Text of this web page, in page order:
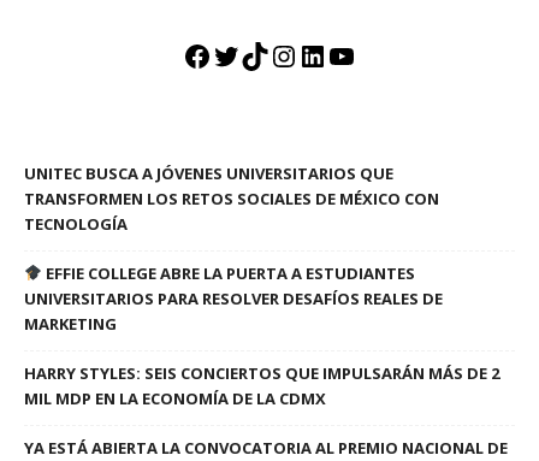
Facebook
Twitter
TikTok
Instagram
LinkedIn
YouTube
UNITEC BUSCA A JÓVENES UNIVERSITARIOS QUE
TRANSFORMEN LOS RETOS SOCIALES DE MÉXICO CON
TECNOLOGÍA
EFFIE COLLEGE ABRE LA PUERTA A ESTUDIANTES
UNIVERSITARIOS PARA RESOLVER DESAFÍOS REALES DE
MARKETING
HARRY STYLES: SEIS CONCIERTOS QUE IMPULSARÁN MÁS DE 2
MIL MDP EN LA ECONOMÍA DE LA CDMX
YA ESTÁ ABIERTA LA CONVOCATORIA AL PREMIO NACIONAL DE